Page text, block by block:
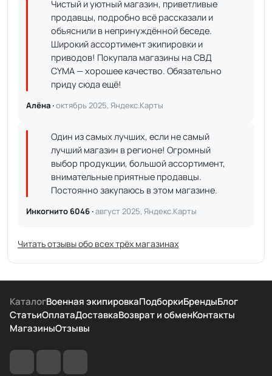
Чистый и уютный магазин, приветливые
продавцы, подробно всё рассказали и
объяснили в непринуждённой беседе.
Широкий ассортимент экипировки и
приводов! Покупала магазины на СВД
CYMA — хорошее качество. Обязательно
приду сюда ещё!
Алёна ·октябрь 2025, Яндекс.Карты
Один из самых лучших, если не самый
лучший магазин в регионе! Огромный
выбор продукции, большой ассортимент,
внимательные приятные продавцы.
Постоянно закупаюсь в этом магазине.
Инкогнито 6046 ·август 2025, Яндекс.Карты
Читать отзывы обо всех трёх магазинах
КаталогВоенная экипировкаПодборкиБрендыБлог
СтатьиОплатаДоставкаВозврат и обменКонтакты
МагазиныОтзывы